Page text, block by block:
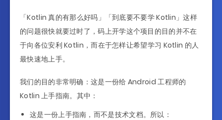
「Kotlin 真的有那么好吗」「到底要不要学 Kotlin」这样
的问题很快就要过时了，码上开学这个项目的目的并不在
于向各位安利 Kotlin，而在于怎样让希望学习 Kotlin 的人
最快速地上手。
我们的目的非常明确：这是一份给 Android 工程师的
Kotlin 上手指南。其中：
这是一份上手指南，而不是技术文档。所以：